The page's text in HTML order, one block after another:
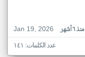
Jan 19, 2026
منذ ٦ أشهر
عدد الكلمات: ١٤١